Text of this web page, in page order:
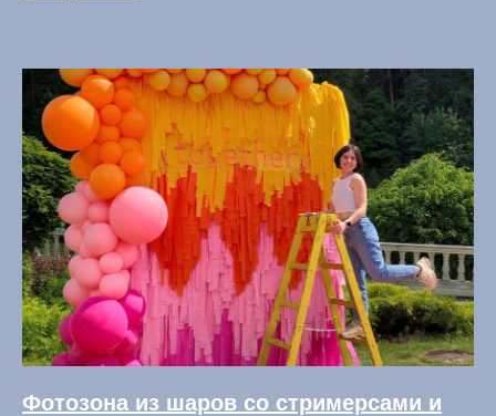
Фотозона из шаров со стримерсами и